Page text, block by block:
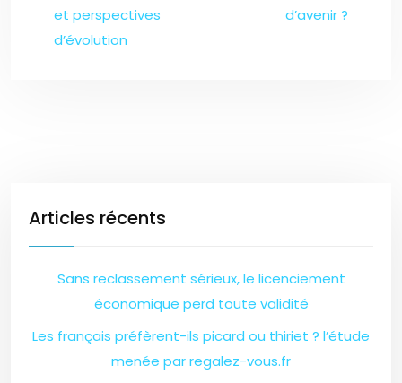
et perspectives
d’évolution
d’avenir ?
Articles récents
Sans reclassement sérieux, le licenciement
économique perd toute validité
Les français préfèrent-ils picard ou thiriet ? l’étude
menée par regalez-vous.fr